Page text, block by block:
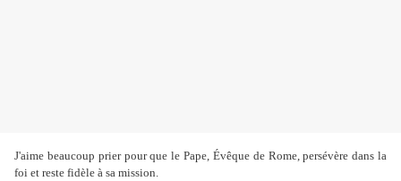
J'aime beaucoup prier pour que le Pape, Évêque de Rome, persévère dans la
foi et reste fidèle à sa mission.